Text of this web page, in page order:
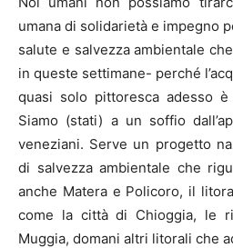
umana di solidarietà e impegno
salute e salvezza ambientale
in queste settimane- perché
quasi solo pittoresca adesso è
Siamo (stati) a un soffio
veneziani. Serve un progetto
di salvezza ambientale che
anche Matera e Policoro, il
come la città di Chioggia, le
Muggia, domani altri litorali che